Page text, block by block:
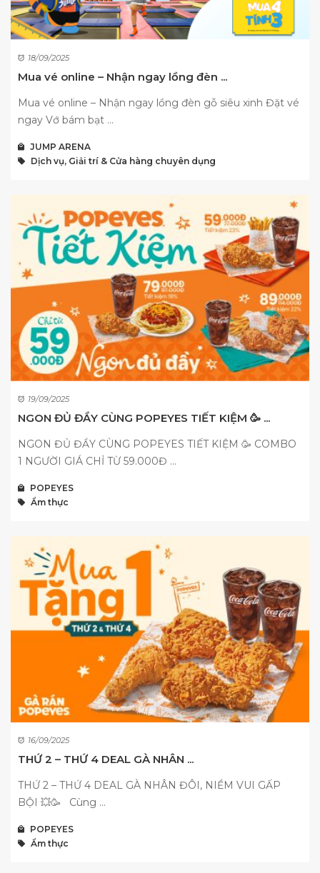
18/09/2025
Mua vé online – Nhận ngay lồng đèn ...
Mua vé online – Nhận ngay lồng đèn gỗ siêu xinh Đặt vé
ngay Vớ bám bạt ...
JUMP ARENA
Dịch vụ, Giải trí & Cửa hàng chuyên dụng
19/09/2025
NGON ĐỦ ĐẦY CÙNG POPEYES TIẾT KIỆM 🥳 ...
NGON ĐỦ ĐẦY CÙNG POPEYES TIẾT KIỆM 🥳 COMBO
1 NGƯỜI GIÁ CHỈ TỪ 59.000Đ ...
POPEYES
Ẩm thực
16/09/2025
THỨ 2 – THỨ 4 DEAL GÀ NHÂN ...
THỨ 2 – THỨ 4 DEAL GÀ NHÂN ĐÔI, NIỀM VUI GẤP
BỘI 💥🥳 Cùng ...
POPEYES
Ẩm thực